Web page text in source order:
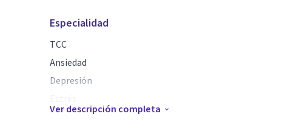
Especialidad
TCC
Ansiedad
Depresión
Terapia de Pareja
Ver descripción completa